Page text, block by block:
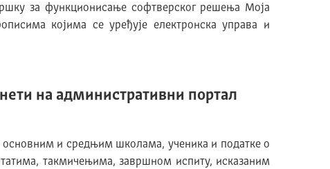
за функционисање софтверског решења Моја
којима се уређује електронска управа и
на административни портал
и средњим школама, ученика и податке о
такмичењима, завршном испиту, исказаним